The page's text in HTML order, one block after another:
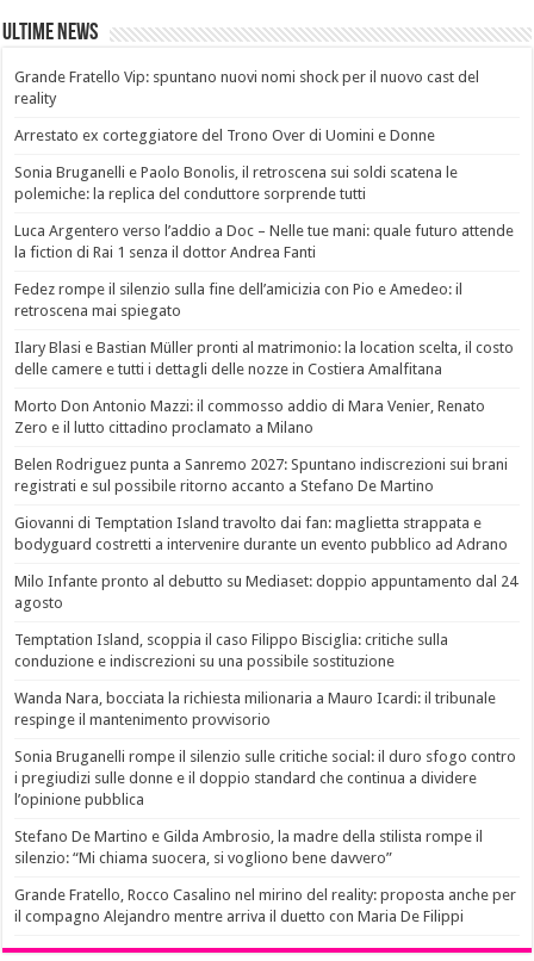
Ultime News
Grande Fratello Vip: spuntano nuovi nomi shock per il nuovo cast del
reality
Arrestato ex corteggiatore del Trono Over di Uomini e Donne
Sonia Bruganelli e Paolo Bonolis, il retroscena sui soldi scatena le
polemiche: la replica del conduttore sorprende tutti
Luca Argentero verso l’addio a Doc – Nelle tue mani: quale futuro attende
la fiction di Rai 1 senza il dottor Andrea Fanti
Fedez rompe il silenzio sulla fine dell’amicizia con Pio e Amedeo: il
retroscena mai spiegato
Ilary Blasi e Bastian Müller pronti al matrimonio: la location scelta, il costo
delle camere e tutti i dettagli delle nozze in Costiera Amalfitana
Morto Don Antonio Mazzi: il commosso addio di Mara Venier, Renato
Zero e il lutto cittadino proclamato a Milano
Belen Rodriguez punta a Sanremo 2027: Spuntano indiscrezioni sui brani
registrati e sul possibile ritorno accanto a Stefano De Martino
Giovanni di Temptation Island travolto dai fan: maglietta strappata e
bodyguard costretti a intervenire durante un evento pubblico ad Adrano
Milo Infante pronto al debutto su Mediaset: doppio appuntamento dal 24
agosto
Temptation Island, scoppia il caso Filippo Bisciglia: critiche sulla
conduzione e indiscrezioni su una possibile sostituzione
Wanda Nara, bocciata la richiesta milionaria a Mauro Icardi: il tribunale
respinge il mantenimento provvisorio
Sonia Bruganelli rompe il silenzio sulle critiche social: il duro sfogo contro
i pregiudizi sulle donne e il doppio standard che continua a dividere
l’opinione pubblica
Stefano De Martino e Gilda Ambrosio, la madre della stilista rompe il
silenzio: “Mi chiama suocera, si vogliono bene davvero”
Grande Fratello, Rocco Casalino nel mirino del reality: proposta anche per
il compagno Alejandro mentre arriva il duetto con Maria De Filippi